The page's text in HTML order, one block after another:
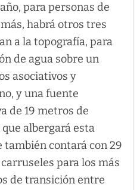
para personas de
habrá otros tres
a la topografía, para
de agua sobre un
asociativos y
y una fuente
de 19 metros de
albergará esta
también contará con 29
para los más
de transición entre